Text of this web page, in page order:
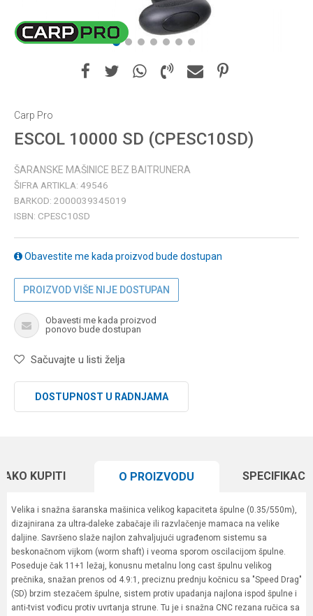
1 2 3 4 5 6 7
Carp Pro
ESCOL 10000 SD (CPESC10SD)
ŠARANSKE MAŠINICE BEZ BAITRUNERA
ŠIFRA ARTIKLA: 49546
BARKOD: 2000039345019
ISBN: CPESC10SD
Obavestite me kada proizvod bude dostupan
PROIZVOD VIŠE NIJE DOSTUPAN
Obavesti me kada proizvod
ponovo bude dostupan
Sačuvajte u listi želja
DOSTUPNOST U RADNJAMA
KUPITI O PROIZVODU
Velika i snažna šaranska mašinica velikog kapaciteta špulne (0.35/550m),
dizajnirana za ultra-daleke zabačaje ili razvlačenje mamaca na velike
daljine. Savršeno slaže najlon zahvaljujući ugrađenom sistemu sa
beskonačnom vijkom (worm shaft) i veoma sporom oscilacijom špulne.
Poseduje čak 11+1 ležaj, konusnu metalnu long cast špulnu velikog
prečnika, snažan prenos od 4.9:1, preciznu prednju kočnicu sa "Speed Drag"
(SD) brzim stezačem špulne, sistem protiv upadanja najlona ispod špulne i
anti-tvist vođicu protiv uvrtanja strune. Tu je i snažna CNC rezana ručica sa